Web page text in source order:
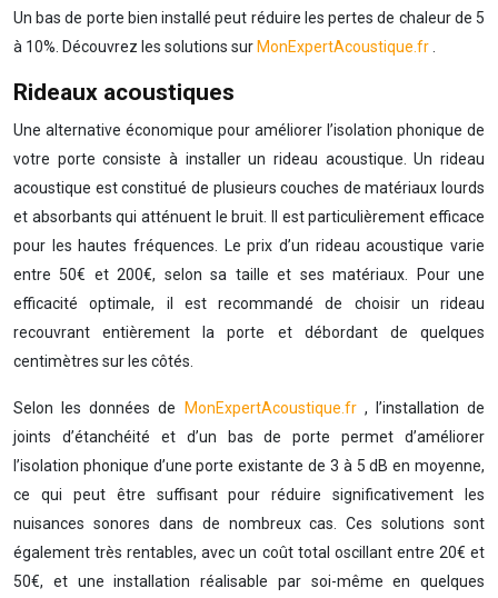
Un bas de porte bien installé peut réduire les pertes de chaleur de 5
à 10%. Découvrez les solutions sur MonExpertAcoustique.fr.
Rideaux acoustiques
Une alternative économique pour améliorer l’isolation phonique de
votre porte consiste à installer un rideau acoustique. Un rideau
acoustique est constitué de plusieurs couches de matériaux lourds
et absorbants qui atténuent le bruit. Il est particulièrement efficace
pour les hautes fréquences. Le prix d’un rideau acoustique varie
entre 50€ et 200€, selon sa taille et ses matériaux. Pour une
efficacité optimale, il est recommandé de choisir un rideau
recouvrant entièrement la porte et débordant de quelques
centimètres sur les côtés.
Selon les données de MonExpertAcoustique.fr , l’installation de
joints d’étanchéité et d’un bas de porte permet d’améliorer
l’isolation phonique d’une porte existante de 3 à 5 dB en moyenne,
ce qui peut être suffisant pour réduire significativement les
nuisances sonores dans de nombreux cas. Ces solutions sont
également très rentables, avec un coût total oscillant entre 20€ et
50€, et une installation réalisable par soi-même en quelques